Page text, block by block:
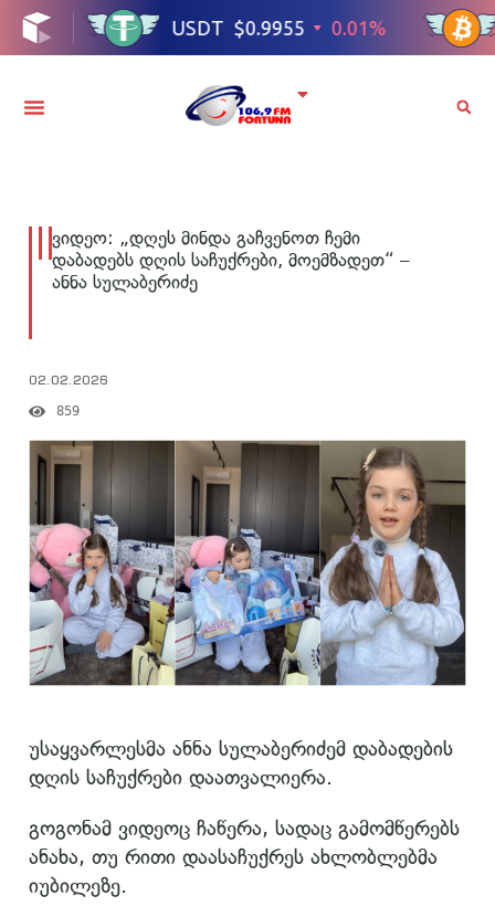
ვიდეო: „დღეს მინდა გაჩვენოთ ჩემი
დაბადებს დღის საჩუქრები, მოემზადეთ“ –
ანნა სულაბერიძე
02.02.2026
859
უსაყვარლესმა ანნა სულაბერიძემ დაბადების
დღის საჩუქრები დაათვალიერა.
გოგონამ ვიდეოც ჩაწერა, სადაც გამომწერებს
ანახა, თუ რითი დაასაჩუქრეს ახლობლებმა
იუბილეზე.